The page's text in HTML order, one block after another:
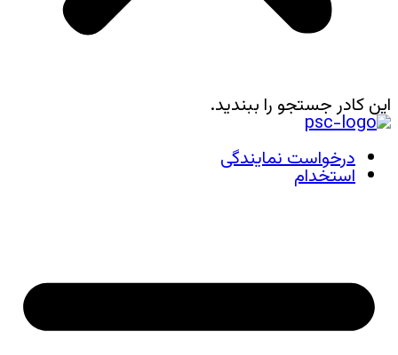
این کادر جستجو را ببندید.
درخواست نمایندگی
استخدام